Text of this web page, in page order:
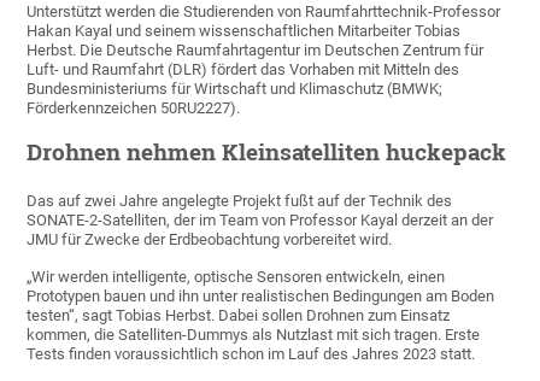
Unterstützt werden die Studierenden von Raumfahrttechnik-Professor
Hakan Kayal und seinem wissenschaftlichen Mitarbeiter Tobias
Herbst. Die Deutsche Raumfahrtagentur im Deutschen Zentrum für
Luft- und Raumfahrt (DLR) fördert das Vorhaben mit Mitteln des
Bundesministeriums für Wirtschaft und Klimaschutz (BMWK;
Förderkennzeichen 50RU2227).
Drohnen nehmen Kleinsatelliten huckepack
Das auf zwei Jahre angelegte Projekt fußt auf der Technik des
SONATE-2-Satelliten, der im Team von Professor Kayal derzeit an der
JMU für Zwecke der Erdbeobachtung vorbereitet wird.
„Wir werden intelligente, optische Sensoren entwickeln, einen
Prototypen bauen und ihn unter realistischen Bedingungen am Boden
testen“, sagt Tobias Herbst. Dabei sollen Drohnen zum Einsatz
kommen, die Satelliten-Dummys als Nutzlast mit sich tragen. Erste
Tests finden voraussichtlich schon im Lauf des Jahres 2023 statt.